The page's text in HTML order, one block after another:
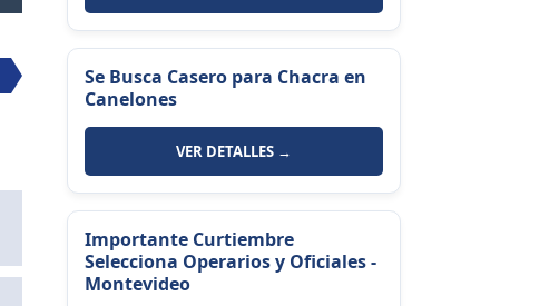
Se Busca Casero para Chacra en
Canelones
VER DETALLES →
Importante Curtiembre
Selecciona Operarios y Oficiales -
Montevideo